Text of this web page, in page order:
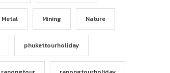
Metal Mining Nature
phukettourholiday